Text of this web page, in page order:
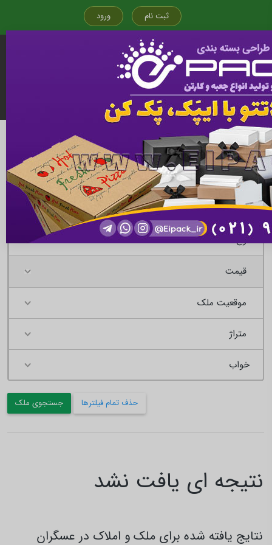
ثبت نام ورود
قیمت
موقعیت ملک
متراژ
جستجوی ملک حذف تمام فیلترها
نتیجه ای یافت نشد
نتایج یافته شده برای ملک و املاک در عسگران